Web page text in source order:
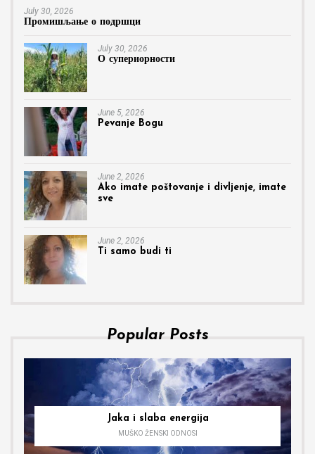
July 30, 2026
Промишљање о подршци
July 30, 2026
О супериорности
June 5, 2026
Pevanje Bogu
June 2, 2026
Ako imate poštovanje i divljenje, imate
sve
June 2, 2026
Ti samo budi ti
Popular Posts
Jaka i slaba energija
MUŠKO ŽENSKI ODNOSI